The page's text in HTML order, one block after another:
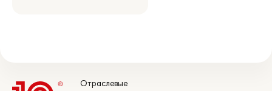
Отраслевые